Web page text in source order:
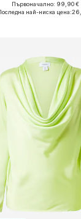
размери: 36, 38,
Първоначално: 99,90 €
най-ниска цена: